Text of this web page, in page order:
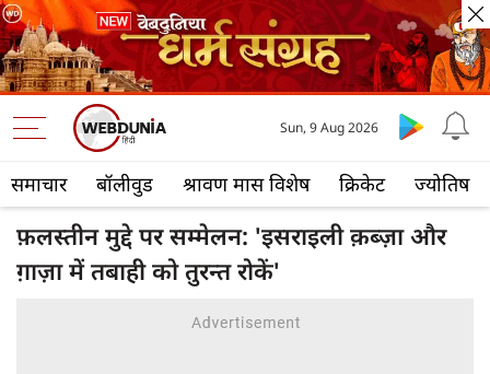
समाचार बॉलीवुड श्रावण मास विशेष क्रिकेट ज्योतिष
Sun, 9 Aug 2026
फ़लस्तीन मुद्दे पर सम्मेलन: 'इसराइली क़ब्ज़ा और
ग़ाज़ा में तबाही को तुरन्त रोकें'